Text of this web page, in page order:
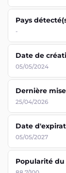
Pays
-
Date de
05/05/2024
Dernière
25/04/2026
Date
05/05/2027
Popularité du